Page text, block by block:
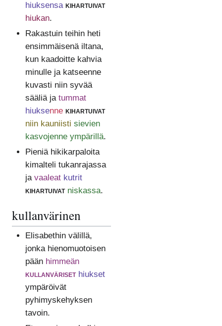
hiuksensa kihartuivat
hiukan.
Rakastuin teihin heti
ensimmäisenä iltana,
kun kaadoitte kahvia
minulle ja katseenne
kuvasti niin syvää
sääliä ja tummat
hiuksenne kihartuivat
niin kauniisti sievien
kasvojenne ympärillä.
Pieniä hikikarpaloita
kimalteli tukanrajassa
ja vaaleat kutrit
kihartuivat niskassa.
kullanvärinen
Elisabethin välillä,
jonka hienomuotoisen
pään himmeän
kullanväriset hiukset
ympäröivät
pyhimyskehyksen
tavoin.